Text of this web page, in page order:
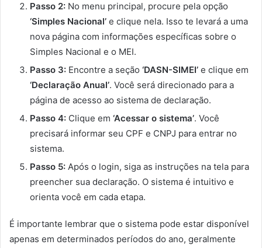
Passo 2: No menu principal, procure pela opção
‘Simples Nacional’ e clique nela. Isso te levará a uma
nova página com informações específicas sobre o
Simples Nacional e o MEI.
Passo 3: Encontre a seção ‘DASN-SIMEI’ e clique em
‘Declaração Anual’. Você será direcionado para a
página de acesso ao sistema de declaração.
Passo 4: Clique em ‘Acessar o sistema’. Você
precisará informar seu CPF e CNPJ para entrar no
sistema.
Passo 5: Após o login, siga as instruções na tela para
preencher sua declaração. O sistema é intuitivo e
orienta você em cada etapa.
É importante lembrar que o sistema pode estar disponível
apenas em determinados períodos do ano, geralmente